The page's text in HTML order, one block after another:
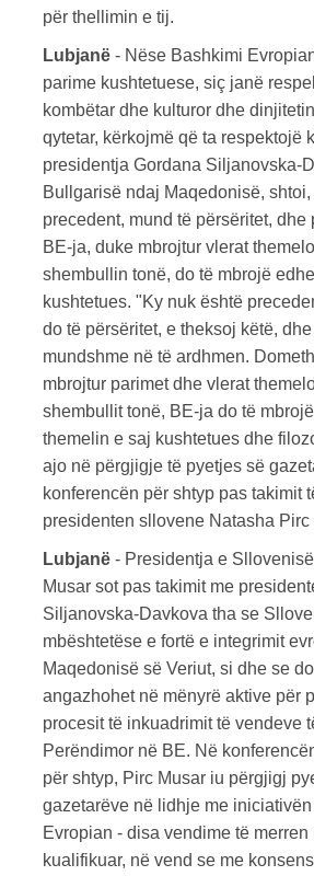
​​për thellimin e tij.
Lubjanë - Nëse Bashkimi
parime kushtetuese, siç janë
kombëtar dhe kulturor dhe
qytetar, kërkojmë që ta respektojë
presidentja Gordana Siljanovska-
Bullgarisë ndaj Maqedonisë,
precedent, mund të përsëritet, dhe
BE-ja, duke mbrojtur vlerat
shembullin tonë, do të mbrojë
kushtetues. "Ky nuk është
do të përsëritet, e theksoj këtë,
mundshme në të ardhmen.
mbrojtur parimet dhe vlerat
shembullit tonë, BE-ja do të
themelin e saj kushtetues dhe
ajo në përgjigje të pyetjes së
konferencën për shtyp pas takimit
presidenten sllovene Natasha Pirc
Lubjanë - Presidentja e
Musar sot pas takimit me
Siljanovska-Davkova tha se
mbështetëse e fortë e integrimit
Maqedonisë së Veriut, si dhe se
angazhohet në mënyrë aktive për
procesit të inkuadrimit të vendeve
Perëndimor në BE. Në
për shtyp, Pirc Musar iu përgjigj
gazetarëve në lidhje me
Evropian - disa vendime të
kualifikuar, në vend se me